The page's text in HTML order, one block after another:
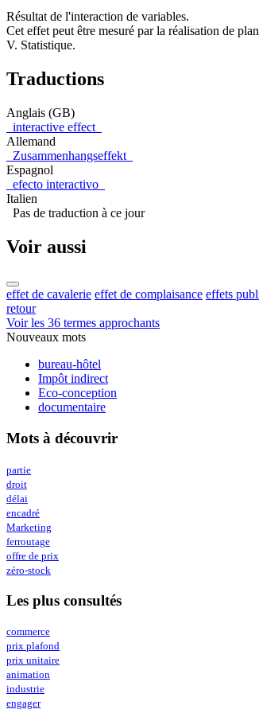
Résultat de l'interaction de variables.
Cet effet peut être mesuré par la réalisation de
V. Statistique.
Traductions
Anglais (GB)
interactive effect
Allemand
Zusammenhangseffekt
Espagnol
efecto interactivo
Italien
Pas de traduction à ce jour
Voir aussi
effet de cavalerie effet de complaisance effets
retour
Voir les 36 termes approchants
Nouveaux mots
bureau-hôtel
Impôt indirect
Eco-conception
documentaire
Mots à découvrir
partie
droit
délai
encadré
Marketing
ferroutage
offre de prix
zéro-stock
Les plus consultés
commerce
prix plafond
prix unitaire
animation
industrie
engager